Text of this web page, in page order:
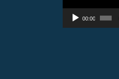
00:00